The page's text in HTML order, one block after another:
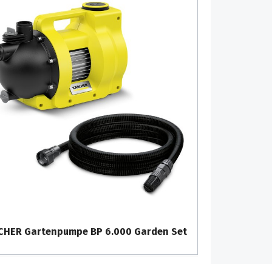
Gartenpumpe BP 6.000 Garden Set